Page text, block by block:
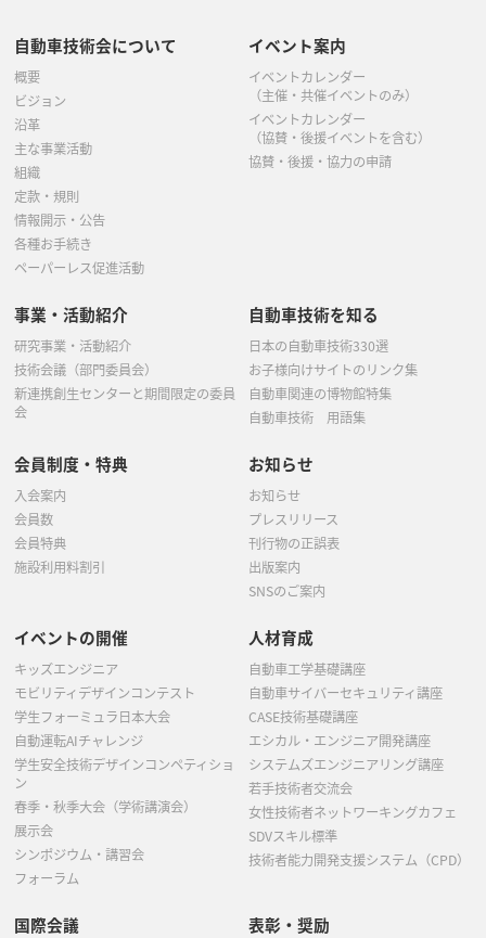
自動車技術会について
概要
ビジョン
沿革
主な事業活動
組織
定款・規則
情報開示・公告
各種お手続き
ペーパーレス促進活動
イベント案内
イベントカレンダー
（主催・共催イベントのみ）
イベントカレンダー
（協賛・後援イベントを含む）
協賛・後援・協力の申請
事業・活動紹介
研究事業・活動紹介
技術会議（部門委員会）
新連携創生センターと期間限定の委員
会
自動車技術を知る
日本の自動車技術330選
お子様向けサイトのリンク集
自動車関連の博物館特集
自動車技術 用語集
会員制度・特典
入会案内
会員数
会員特典
施設利用料割引
お知らせ
お知らせ
プレスリリース
刊行物の正誤表
出版案内
SNSのご案内
イベントの開催
キッズエンジニア
モビリティデザインコンテスト
学生フォーミュラ日本大会
自動運転AIチャレンジ
学生安全技術デザインコンペティショ
ン
春季・秋季大会（学術講演会）
展示会
シンポジウム・講習会
フォーラム
人材育成
自動車工学基礎講座
自動車サイバーセキュリティ講座
CASE技術基礎講座
エシカル・エンジニア開発講座
システムズエンジニアリング講座
若手技術者交流会
女性技術者ネットワーキングカフェ
SDVスキル標準
技術者能力開発支援システム（CPD）
国際会議 表彰・奨励